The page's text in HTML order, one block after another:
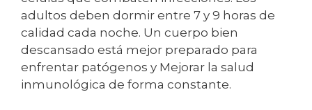
adultos deben dormir entre 7 y 9 horas de
calidad cada noche. Un cuerpo bien
descansado está mejor preparado para
enfrentar patógenos y Mejorar la salud
inmunológica de forma constante.